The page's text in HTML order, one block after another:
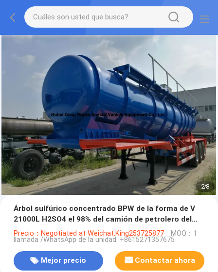
2/8
Árbol sulfúrico concentrado BPW de la forma de V
21000L H2SO4 el 98% del camión de petrolero del
ácido tri
Precio：Negotiated at Weichat:King253725877 MOQ：1
llamada /WhatsApp de la unidad: +8615271357675
Mejor precio Contactar ahora